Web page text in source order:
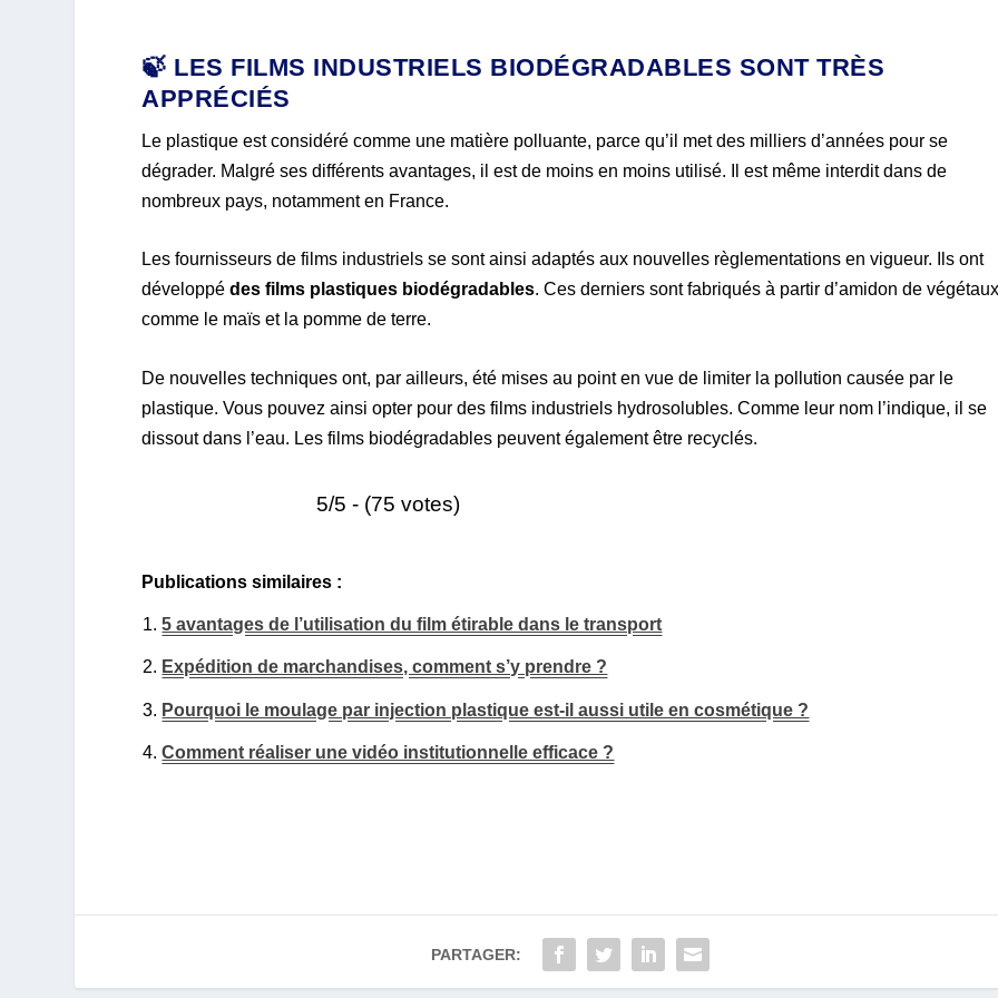
🍃 LES FILMS INDUSTRIELS BIODÉGRADABLES SONT TRÈS
APPRÉCIÉS
Le plastique est considéré comme une matière polluante, parce qu’il met des milliers d’années pour se
dégrader. Malgré ses différents avantages, il est de moins en moins utilisé. Il est même interdit dans de
nombreux pays, notamment en France.
Les fournisseurs de films industriels se sont ainsi adaptés aux nouvelles règlementations en vigueur. Ils ont
développédes films plastiques biodégradables. Ces derniers sont fabriqués à partir d’amidon de
comme le maïs et la pomme de terre.
De nouvelles techniques ont, par ailleurs, été mises au point en vue de limiter la pollution causée par le
plastique. Vous pouvez ainsi opter pour des films industriels hydrosolubles. Comme leur nom l’indique, il se
dissout dans l’eau. Les films biodégradables peuvent également être recyclés.
5/5 - (75 votes)
Publications similaires :
5 avantages de l’utilisation du film étirable dans le transport
Expédition de marchandises, comment s’y prendre ?
Pourquoi le moulage par injection plastique est-il aussi utile en cosmétique ?
Comment réaliser une vidéo institutionnelle efficace ?
PARTAGER: